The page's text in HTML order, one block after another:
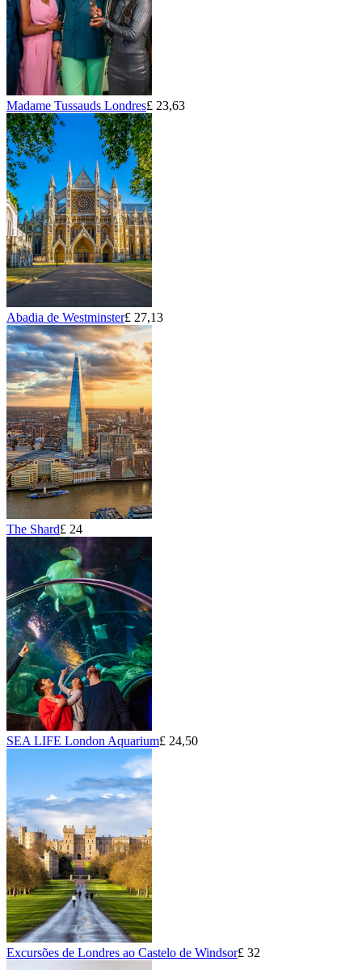
Madame Tussauds Londres£ 23,63
Abadia de Westminster£ 27,13
The Shard£ 24
SEA LIFE London Aquarium£ 24,50
Excursões de Londres ao Castelo de Windsor£ 32